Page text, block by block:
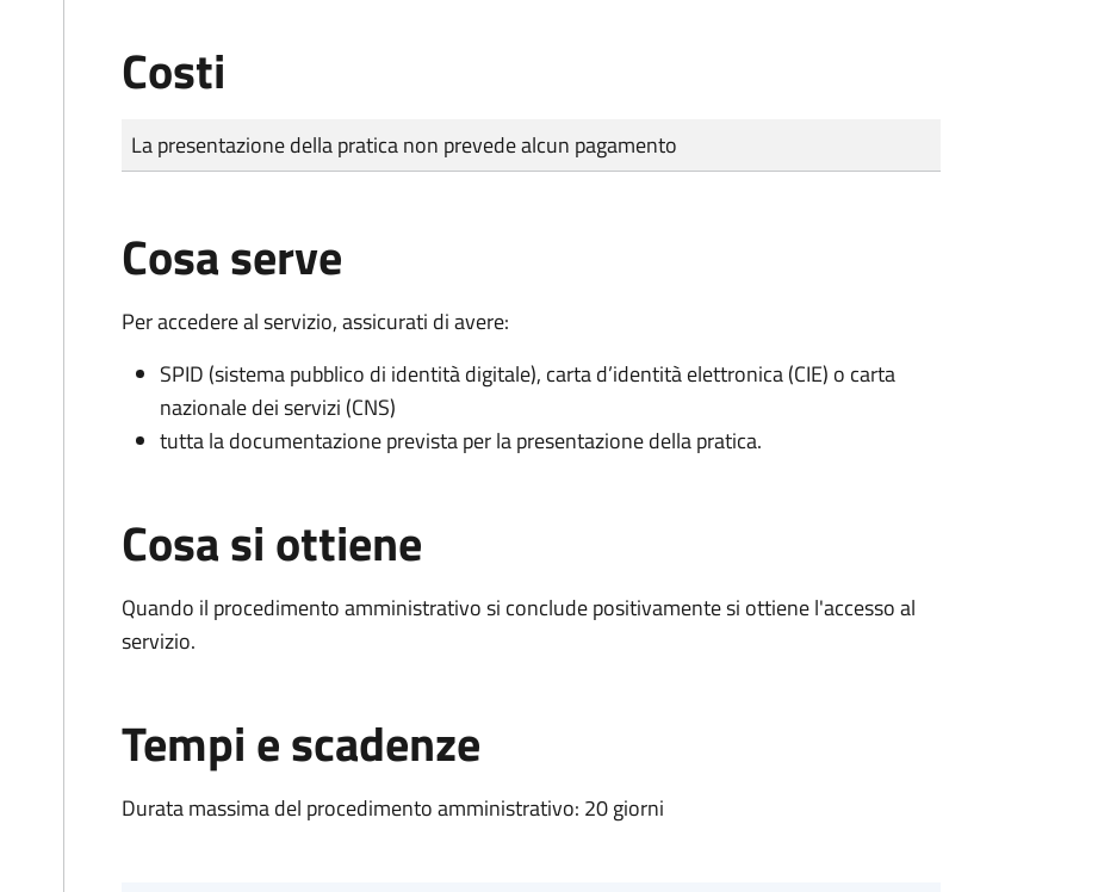
Costi
Tipo di pagamento
Importo
La presentazione della pratica non prevede alcun pagamento
Cosa serve
Per accedere al servizio, assicurati di avere:
SPID (sistema pubblico di identità digitale), carta d’identità elettronica (CIE) o carta
nazionale dei servizi (CNS)
tutta la documentazione prevista per la presentazione della pratica.
Cosa si ottiene
Quando il procedimento amministrativo si conclude positivamente si ottiene l'accesso al
servizio.
Tempi e scadenze
Durata massima del procedimento amministrativo: 20 giorni